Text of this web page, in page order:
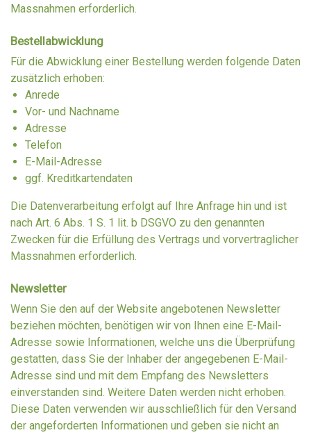
Massnahmen erforderlich.
Bestellabwicklung
Für die Abwicklung einer Bestellung werden folgende Daten
zusätzlich erhoben:
Anrede
Vor- und Nachname
Adresse
Telefon
E-Mail-Adresse
ggf. Kreditkartendaten
Die Datenverarbeitung erfolgt auf Ihre Anfrage hin und ist
nach Art. 6 Abs. 1 S. 1 lit. b DSGVO zu den genannten
Zwecken für die Erfüllung des Vertrags und vorvertraglicher
Massnahmen erforderlich.
Newsletter
Wenn Sie den auf der Website angebotenen Newsletter
beziehen möchten, benötigen wir von Ihnen eine E-Mail-
Adresse sowie Informationen, welche uns die Überprüfung
gestatten, dass Sie der Inhaber der angegebenen E-Mail-
Adresse sind und mit dem Empfang des Newsletters
einverstanden sind. Weitere Daten werden nicht erhoben.
Diese Daten verwenden wir ausschließlich für den Versand
der angeforderten Informationen und geben sie nicht an